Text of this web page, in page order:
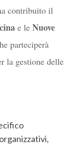
contribuito il
e le Nuove
parteciperà
la gestione delle